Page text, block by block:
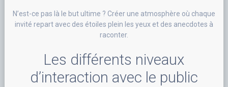
N’est-ce pas là le but ultime ? Créer une atmosphère où chaque
invité repart avec des étoiles plein les yeux et des anecdotes à
raconter.
Les différents niveaux
d’interaction avec le public